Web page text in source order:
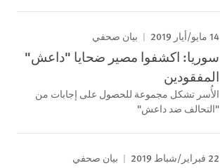
14 مايو/أيار 2019 بيان صحفي
سوريا: اكشفوا مصير ضحايا "داعش"
المفقودين
الأُسر تشكل مجموعة للحصول على إجابات من
"التحالف ضد داعش"
22 فبراير/شباط 2019 بيان صحفي